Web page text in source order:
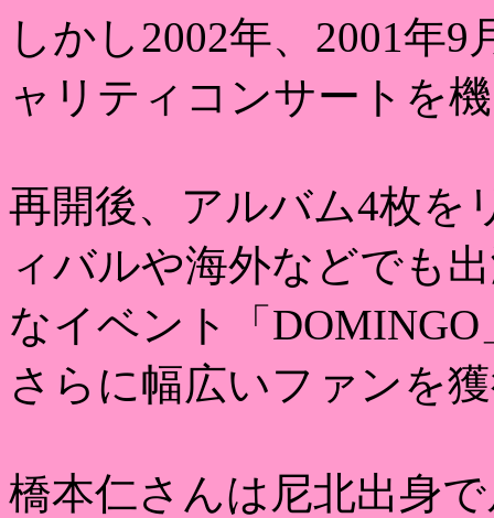
しかし2002年、2001年
ャリティコンサートを
再開後、アルバム4枚を
ィバルや海外などでも
なイベント「
さらに幅広いファンを
橋本仁さんは尼北出身